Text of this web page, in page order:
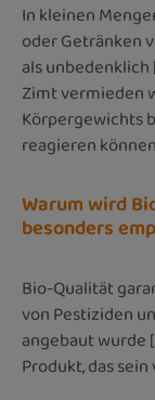
In kleinen
oder Getränken
als unbedenklich
Zimt vermieden
Körpergewichts
reagieren
Warum wird
besonders
Bio-Qualität
von Pestiziden
angebaut wurde
Produkt, das